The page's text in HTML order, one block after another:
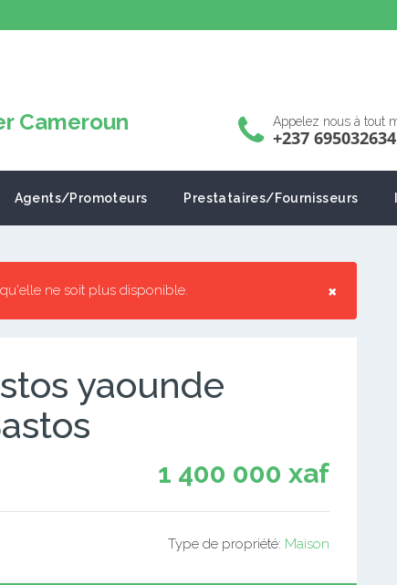
Appelez nous à tout
+237 695032634
Agents/Promoteurs Prestataires/Fournisseurs
×
ne soit plus disponible.
yaounde
1 400 000 xaf
Type de propriété: Maison